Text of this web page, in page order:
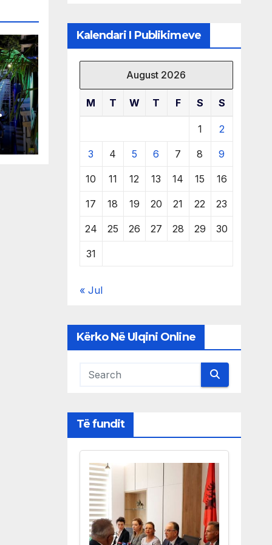
Kalendari I Publikimeve
August 2026
M T W T F S S
1 2
3 4 5 6 7 8 9
10 11 12 13 14 15 16
17 18 19 20 21 22 23
24 25 26 27 28 29 30
31
« Jul
Kërko Në Ulqini Online
Të fundit